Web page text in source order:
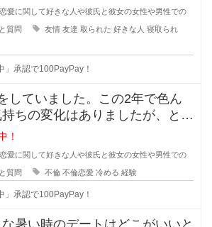
恋愛に関して好きな人や彼氏と彼女の女性や男性での
質問 友情 友達 取られた 好きな人 寝取られ
」承認で100PayPay！
していました。この2年で色ん
ちの変化はありましたが、とに
きで一緒にいれる
！
恋愛に関して好きな人や彼氏と彼女の女性や男性での
質問 不倫 不倫恋愛 冷める 経験
」承認で100PayPay！